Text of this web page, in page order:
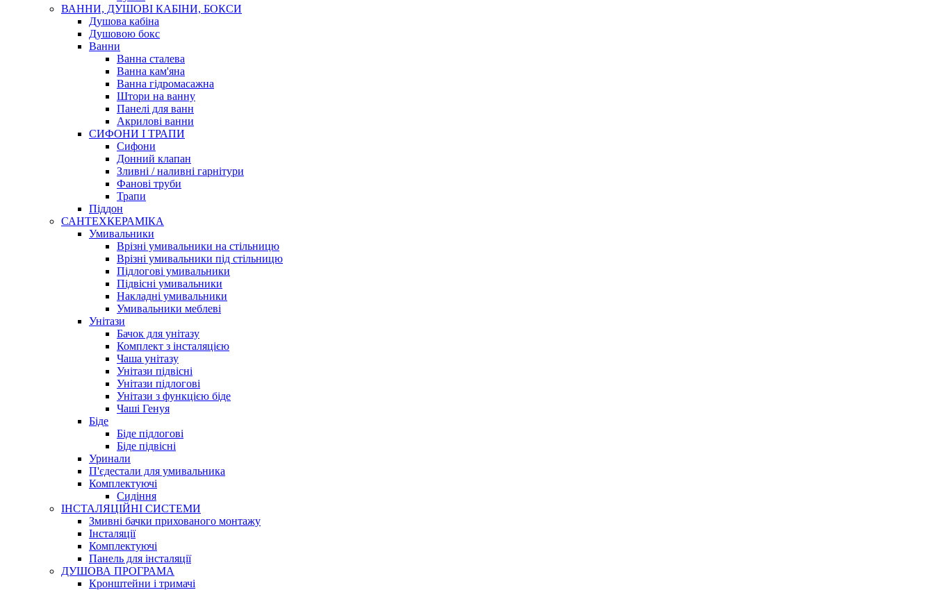
ВАННИ, ДУШОВІ КАБІНИ, БОКСИ
Душова кабіна
Душовою бокс
Ванни
Ванна сталева
Ванна кам'яна
Ванна гідромасажна
Штори на ванну
Панелі для ванн
Акрилові ванни
СИФОНИ І ТРАПИ
Сифони
Донний клапан
Зливні / наливні гарнітури
Фанові труби
Трапи
Піддон
САНТЕХКЕРАМІКА
Умивальники
Врізні умивальники на стільницю
Врізні умивальники під стільницю
Підлогові умивальники
Підвісні умивальники
Накладні умивальники
Умивальники меблеві
Унітази
Бачок для унітазу
Комплект з інсталяцією
Чаша унітазу
Унітази підвісні
Унітази підлогові
Унітази з функцією біде
Чаші Генуя
Біде
Біде підлогові
Біде підвісні
Уринали
П'єдестали для умивальника
Комплектуючі
Сидіння
ІНСТАЛЯЦІЙНІ СИСТЕМИ
Змивні бачки прихованого монтажу
Інсталяції
Комплектуючі
Панель для інсталяції
ДУШОВА ПРОГРАМА
Кронштейни і тримачі